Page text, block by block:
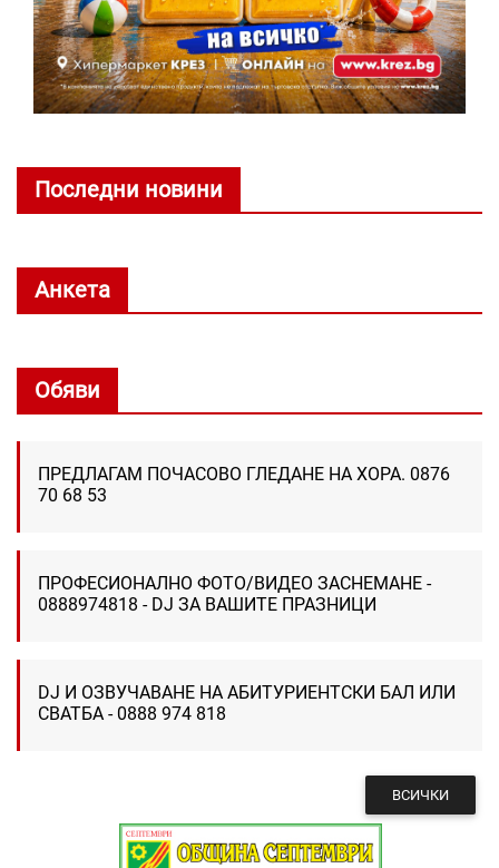
Последни новини
Анкета
Обяви
ПРЕДЛАГАМ ПОЧАСОВО ГЛЕДАНЕ НА ХОРА. 0876
70 68 53
ПРОФЕСИОНАЛНО ФОТО/ВИДЕО ЗАСНЕМАНЕ -
0888974818 - DJ ЗА ВАШИТЕ ПРАЗНИЦИ
DJ И ОЗВУЧАВАНЕ НА АБИТУРИЕНТСКИ БАЛ ИЛИ
СВАТБА - 0888 974 818
ВСИЧКИ